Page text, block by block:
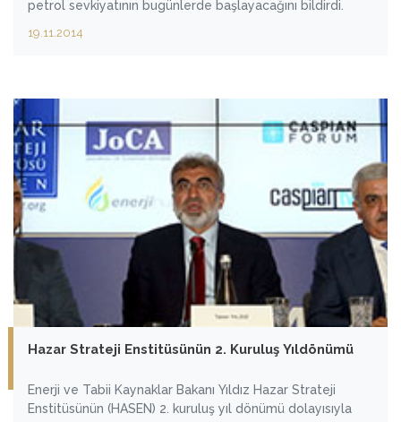
petrol sevkiyatının bugünlerde başlayacağını bildirdi.
19.11.2014
Hazar Strateji Enstitüsünün 2. Kuruluş Yıldönümü
Enerji ve Tabii Kaynaklar Bakanı Yıldız Hazar Strateji
Enstitüsünün (HASEN) 2. kuruluş yıl dönümü dolayısıyla